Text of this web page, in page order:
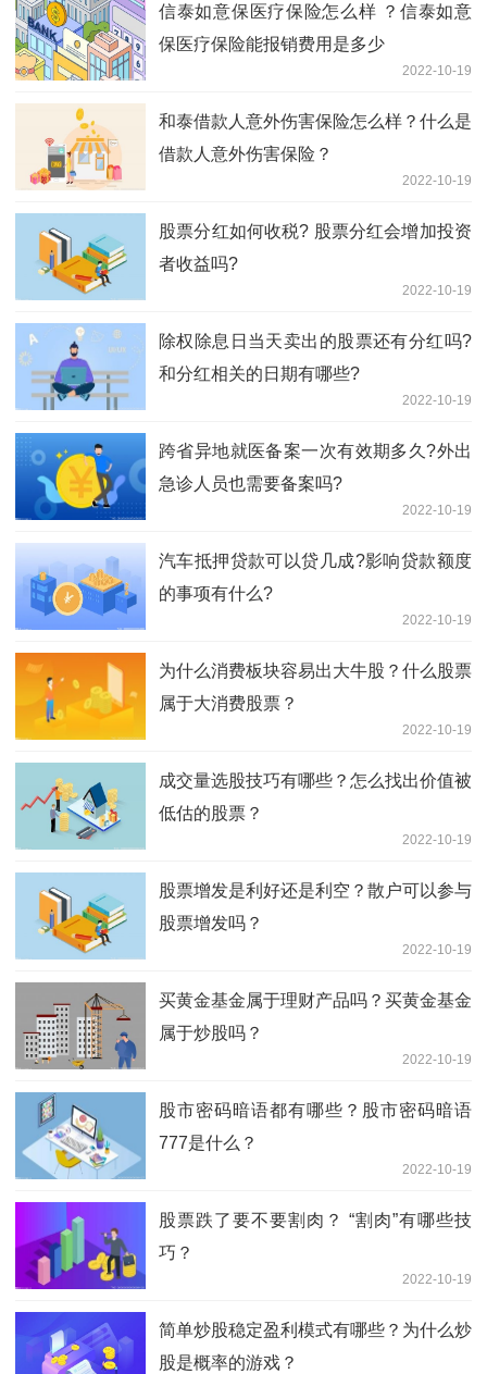
信泰如意保医疗保险怎么样 ？信泰如意
保医疗保险能报销费用是多少
2022-10-19
和泰借款人意外伤害保险怎么样？什么是
借款人意外伤害保险？
2022-10-19
股票分红如何收税? 股票分红会增加投资
者收益吗?
2022-10-19
除权除息日当天卖出的股票还有分红吗?
和分红相关的日期有哪些?
2022-10-19
跨省异地就医备案一次有效期多久?外出
急诊人员也需要备案吗?
2022-10-19
汽车抵押贷款可以贷几成?影响贷款额度
的事项有什么?
2022-10-19
为什么消费板块容易出大牛股？什么股票
属于大消费股票？
2022-10-19
成交量选股技巧有哪些？怎么找出价值被
低估的股票？
2022-10-19
股票增发是利好还是利空？散户可以参与
股票增发吗？
2022-10-19
买黄金基金属于理财产品吗？买黄金基金
属于炒股吗？
2022-10-19
股市密码暗语都有哪些？股市密码暗语
777是什么？
2022-10-19
股票跌了要不要割肉？ “割肉”有哪些技
巧？
2022-10-19
简单炒股稳定盈利模式有哪些？为什么炒
股是概率的游戏？